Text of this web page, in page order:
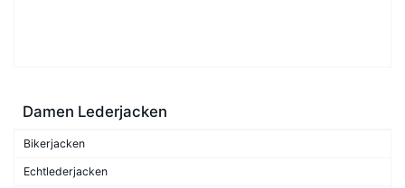
Damen Lederjacken
Bikerjacken
Echtlederjacken